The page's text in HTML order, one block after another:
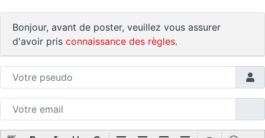
Bonjour, avant de poster, veuillez vous assurer
d'avoir pris connaissance des règles.